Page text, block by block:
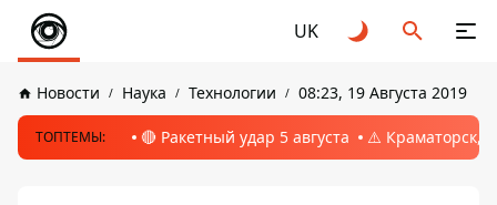
UK
Новости Наука Технологии 08:23, 19 Августа 2019
ТОПТЕМЫ: 🔴 Ракетный удар 5 августа ⚠️ Краматорск,